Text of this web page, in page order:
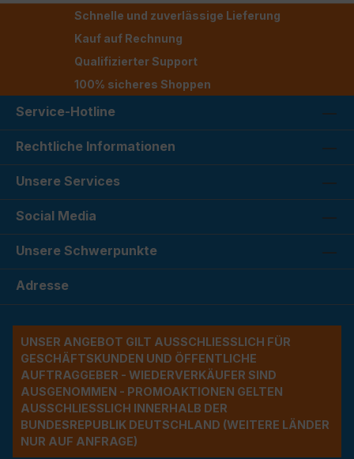
Schnelle und zuverlässige Lieferung
Kauf auf Rechnung
Qualifizierter Support
100% sicheres Shoppen
Service-Hotline
Rechtliche Informationen
Unsere Services
Social Media
Unsere Schwerpunkte
Adresse
UNSER ANGEBOT GILT AUSSCHLIESSLICH FÜR G
ESCHÄFTSKUNDEN UND ÖFFENTLICHE A
UFTRAGGEBER - WIEDERVERKÄUFER SIND A
USGENOMMEN - PROMOAKTIONEN GELTEN A
USSCHLIESSLICH INNERHALB DER BU
NDESREPUBLIK DEUTSCHLAND (WEITERE LÄNDER NU
R AUF ANFRAGE)